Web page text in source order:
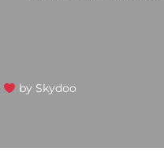
by Skydoo